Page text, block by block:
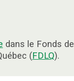
dans le Fonds de
(FDLQ).